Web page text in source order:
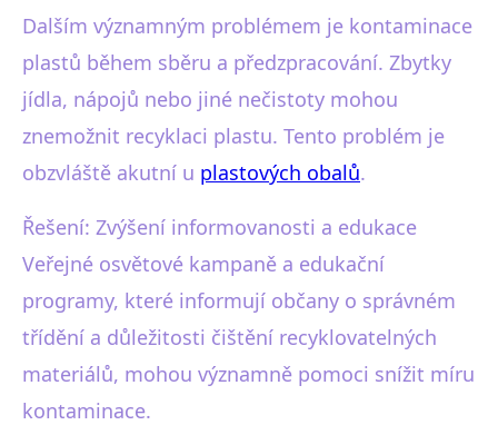
Dalším významným problémem je kontaminace
plastů během sběru a předzpracování. Zbytky
jídla, nápojů nebo jiné nečistoty mohou
znemožnit recyklaci plastu. Tento problém je
obzvláště akutní u plastových obalů.
Řešení: Zvýšení informovanosti a edukace
Veřejné osvětové kampaně a edukační
programy, které informují občany o správném
třídění a důležitosti čištění recyklovatelných
materiálů, mohou významně pomoci snížit míru
kontaminace.